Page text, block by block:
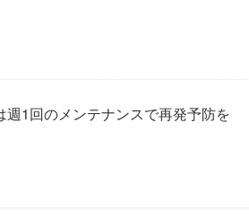
1回のメンテナンスで再発予防を